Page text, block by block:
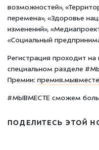
возможностей»,
перемена», «Здоровье
изменений»,
«Социальный
Регистрация проходит
специальном разделе
Премии:
#МЫВМЕСТЕ сможем
ПОДЕЛИТЕСЬ ЭТОЙ